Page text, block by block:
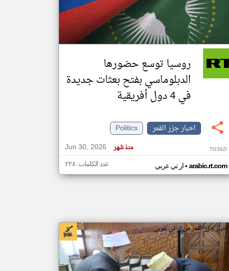
تغيير الدولة
اخبار جزر القمر على مدار الساعة
أهم اخبار جزر القمر العاجلة والمباشرة
روسيا توسع حضورها
الدبلوماسي بفتح بعثات جديدة
في 4 دول أفريقية
اخبار جزر القمر
Politics
Jun 30, 2026
منذ شهر TG39ZI
ار تي عربي• arabic.rt.com عدد الكلمات: ٢٢٨
اخبار جزر القمر من ار تي عربي
klyoum.com